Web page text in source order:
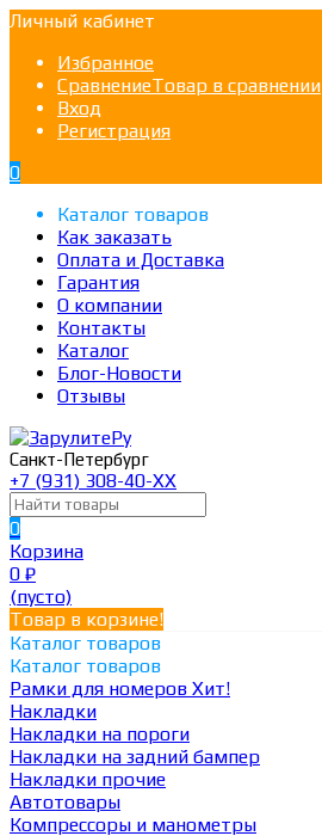
Личный кабинет
Избранное
СравнениеТовар в сравнении
Вход
Регистрация
0
Каталог товаров
Как заказать
Оплата и Доставка
Гарантия
О компании
Контакты
Каталог
Блог-Новости
Отзывы
Санкт-Петербург
+7 (931) 308-40-ХХ
0
Корзина
0 ₽
(пусто)
Товар в корзине!
Каталог товаров
Каталог товаров
Рамки для номеров Хит!
Накладки
Накладки на пороги
Накладки на задний бампер
Накладки прочие
Автотовары
Компрессоры и манометры